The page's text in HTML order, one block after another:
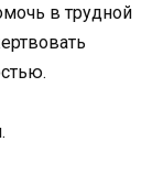
в трудной